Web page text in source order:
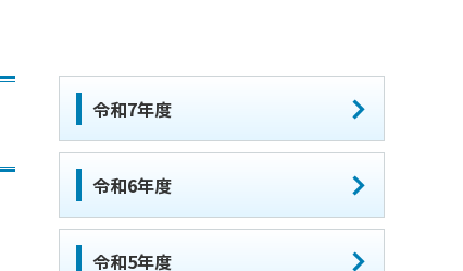
令和7年度
令和6年度
令和5年度